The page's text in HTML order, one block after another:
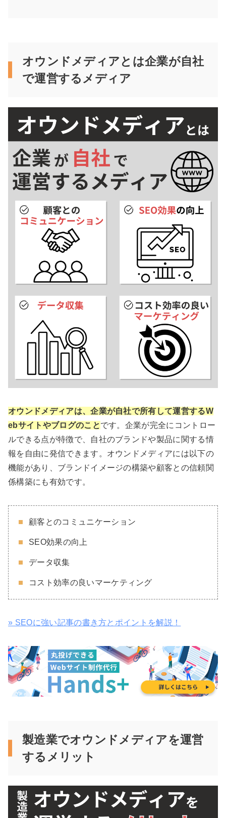
オウンドメディアとは企業が自社
で運営するメディア
オウンドメディアは、企業が自社で所有して運営するW
ebサイトやブログのことです。企業が完全にコントロー
ルできる点が特徴で、自社のブランドや製品に関する情
報を自由に発信できます。オウンドメディアには以下の
機能があり、ブランドイメージの構築や顧客との信頼関
係構築にも有効です。
顧客とのコミュニケーション
SEO効果の向上
データ収集
コスト効率の良いマーケティング
» SEOに強い記事の書き方とポイントを解説！
製造業でオウンドメディアを運営
するメリット